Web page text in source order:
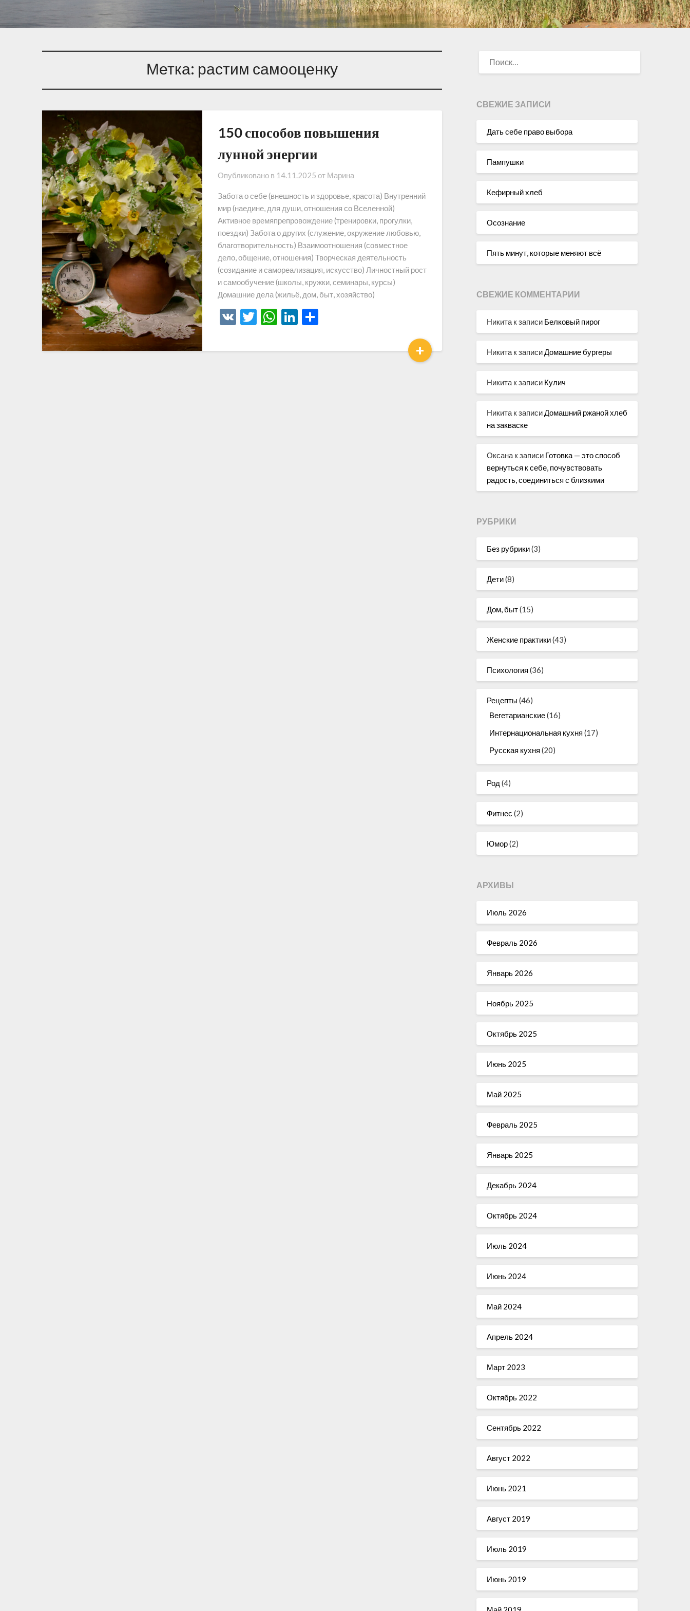
Метка: растим самооценку
150 способов повышения
лунной энергии
Опубликовано в 14.11.2025 от Марина
Забота о себе (внешность и здоровье, красота) Внутренний
мир (наедине, для души, отношения со Вселенной)
Активное времяпрепровождение (тренировки, прогулки,
поездки) Забота о других (служение, окружение любовью,
благотворительность) Взаимоотношения (совместное
дело, общение, отношения) Творческая деятельность
(созидание и самореализация, искусство) Личностный рост
и самообучение (школы, кружки, семинары, курсы)
Домашние дела (жильё, дом, быт, хозяйство)
VKTwitter
WhatsApp
LinkedIn
Отправить
+
СВЕЖИЕ ЗАПИСИ
Дать себе право выбора
Пампушки
Кефирный хлеб
Осознание
Пять минут, которые меняют всё
СВЕЖИЕ КОММЕНТАРИИ
Никитак записи Белковый пирог
Никитак записи Домашние бургеры
Никитак записи Кулич
Никитак записи Домашний ржаной хлеб
на закваске
Оксанак записи Готовка — это способ
вернуться к себе, почувствовать
радость, соединиться с близкими
РУБРИКИ
Без рубрики(3)
Дети(8)
Дом, быт(15)
Женские практики(43)
Психология (36)
Рецепты (46)
Вегетарианские(16)
Интернациональная кухня (17)
Русская кухня (20)
Род (4)
Фитнес (2)
Юмор(2)
АРХИВЫ
Июль 2026
Февраль 2026
Январь 2026
Ноябрь 2025
Октябрь 2025
Июнь 2025
Май 2025
Февраль 2025
Январь 2025
Декабрь 2024
Октябрь 2024
Июль 2024
Июнь 2024
Май 2024
Апрель 2024
Март 2023
Октябрь 2022
Сентябрь 2022
Август 2022
Июнь 2021
Август 2019
Июль 2019
Июнь 2019